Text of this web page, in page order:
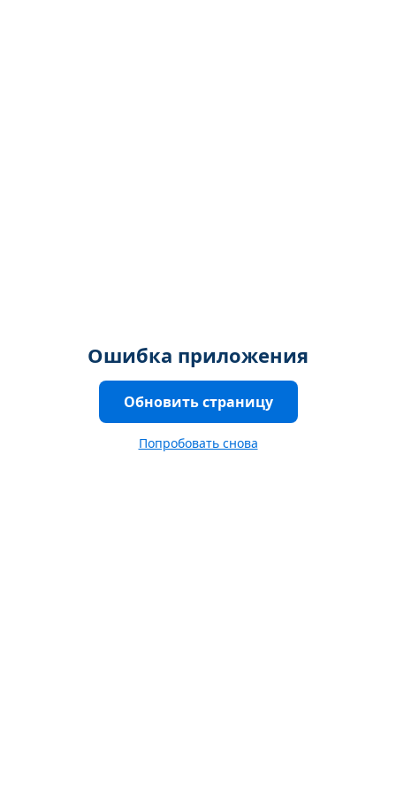
Ошибка приложения
Обновить страницу
Попробовать снова